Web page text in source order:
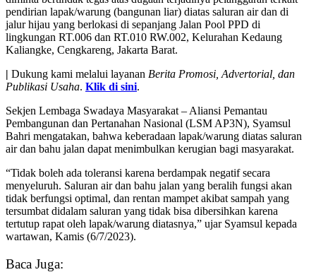
pendirian lapak/warung (bangunan liar) diatas saluran air dan di
jalur hijau yang berlokasi di sepanjang Jalan Pool PPD di
lingkungan RT.006 dan RT.010 RW.002, Kelurahan Kedaung
Kaliangke, Cengkareng, Jakarta Barat.
| Dukung kami melalui layanan Berita Promosi, Advertorial, dan
Publikasi Usaha. Klik di sini.
Sekjen Lembaga Swadaya Masyarakat – Aliansi Pemantau
Pembangunan dan Pertanahan Nasional (LSM AP3N), Syamsul
Bahri mengatakan, bahwa keberadaan lapak/warung diatas saluran
air dan bahu jalan dapat menimbulkan kerugian bagi masyarakat.
“Tidak boleh ada toleransi karena berdampak negatif secara
menyeluruh. Saluran air dan bahu jalan yang beralih fungsi akan
tidak berfungsi optimal, dan rentan mampet akibat sampah yang
tersumbat didalam saluran yang tidak bisa dibersihkan karena
tertutup rapat oleh lapak/warung diatasnya,” ujar Syamsul kepada
wartawan, Kamis (6/7/2023).
Baca Juga: